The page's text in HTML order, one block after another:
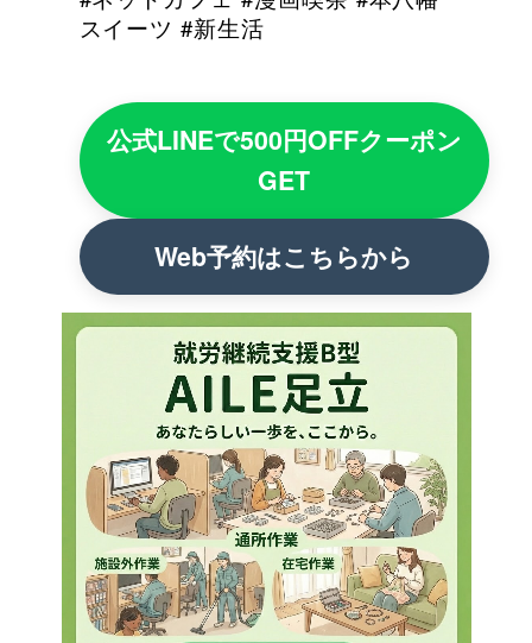
スイーツ #新生活
公式LINEで500円OFFクーポン
GET
Web予約はこちらから